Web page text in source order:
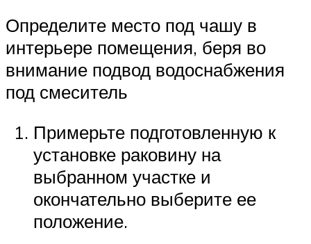
Определите место под чашу в
интерьере помещения, беря во
внимание подвод водоснабжения
под смеситель
Примерьте подготовленную к
установке раковину на
выбранном участке и
окончательно выберите ее
положение.